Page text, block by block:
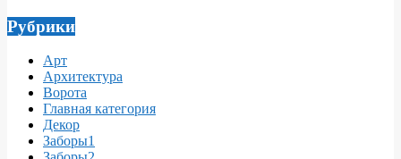
Рубрики
Арт
Архитектура
Ворота
Главная категория
Декор
Заборы1